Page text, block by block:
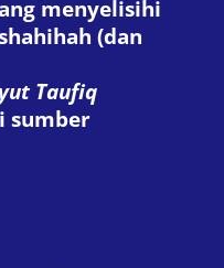
menyelisihi
(dan
Taufiq
sumber